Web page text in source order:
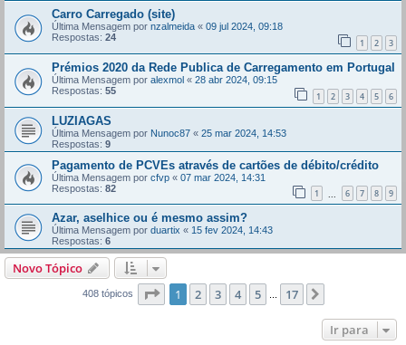
Carro Carregado (site)
Última Mensagem por nzalmeida « 09 jul 2024, 09:18
Respostas: 24 1 2 3
Prémios 2020 da Rede Publica de Carregamento em Portugal
Última Mensagem por alexmol « 28 abr 2024, 09:15
Respostas: 55 1 2 3 4 5 6
LUZIAGAS
Última Mensagem por Nunoc87 « 25 mar 2024, 14:53
Respostas: 9
Pagamento de PCVEs através de cartões de débito/crédito
Última Mensagem por cfvp « 07 mar 2024, 14:31
Respostas: 82 1 6 7 8 9
Azar, aselhice ou é mesmo assim?
Última Mensagem por duartix « 15 fev 2024, 14:43
Respostas: 6
Novo Tópico
408 tópicos Página de 17
1 2 3 4 5 17
Ir para